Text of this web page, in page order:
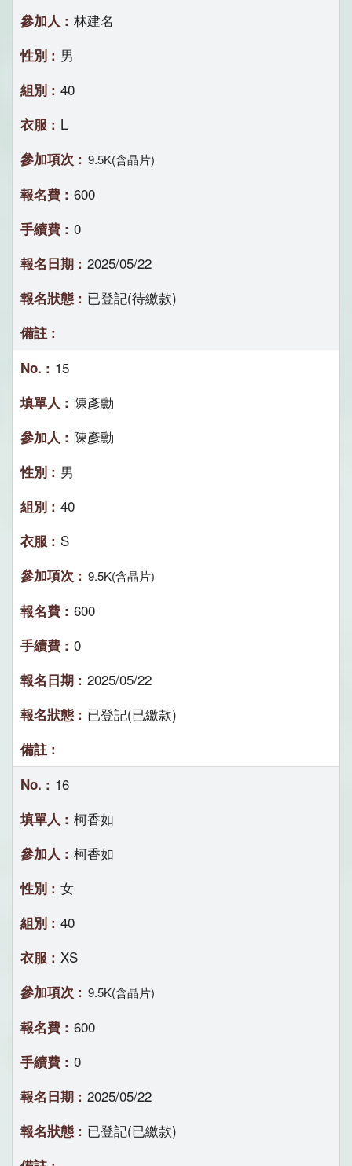
林建名
男
40
L
9.5K(含晶片)
600
0
2025/05/22
已登記(待繳款)
15
陳彥勳
陳彥勳
男
40
S
9.5K(含晶片)
600
0
2025/05/22
已登記(已繳款)
16
柯香如
柯香如
女
40
XS
9.5K(含晶片)
600
0
2025/05/22
已登記(已繳款)